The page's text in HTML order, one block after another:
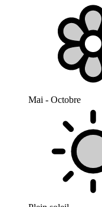
Mai - Octobre